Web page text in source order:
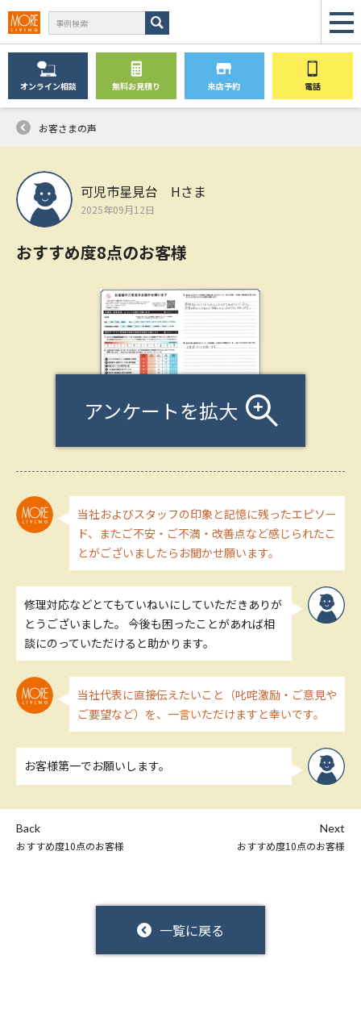
オンライン相談 無料お見積り 来店予約 電話
お客さまの声
可児市星見台 Hさま
2025年09月12日
おすすめ度8点のお客様
アンケートを拡大
当社およびスタッフの印象と記憶に残ったエピソー
ド、またご不安・ご不満・改善点など感じられたこ
とがございましたらお聞かせ願います。
修理対応などとてもていねいにしていただきありが
とうございました。 今後も困ったことがあれば相
談にのっていただけると助かります。
当社代表に直接伝えたいこと（叱咤激励・ご意見や
ご要望など）を、一言いただけますと幸いです。
お客様第一でお願いします。
Back
おすすめ度10点のお客様
一覧に戻る
Next
おすすめ度10点のお客様